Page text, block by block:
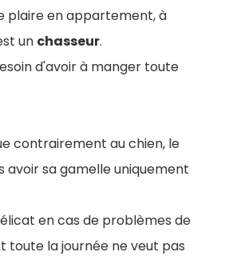
plaire en appartement, à
un chasseur.
d'avoir à manger toute
contrairement au chien, le
avoir sa gamelle uniquement
en cas de problèmes de
toute la journée ne veut pas